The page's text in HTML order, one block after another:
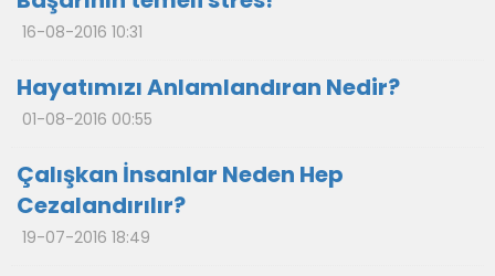
16-08-2016 10:31
Hayatımızı Anlamlandıran Nedir?
01-08-2016 00:55
Çalışkan İnsanlar Neden Hep
Cezalandırılır?
19-07-2016 18:49